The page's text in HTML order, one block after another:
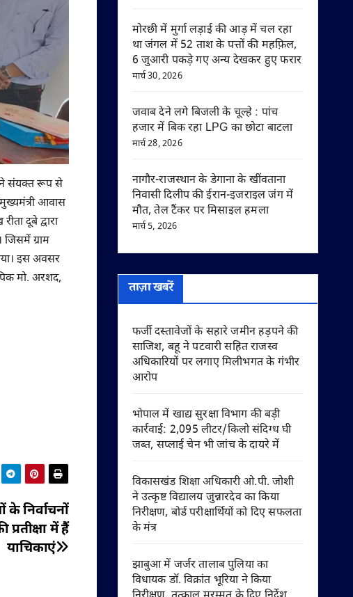
ने संयक्त रूप से
आवास
दूबे द्वारा
ग्राम
इस अवसर
मो. अरशद,
के निर्वाचनों
में हैं
याचिकाएं
मोरछी में मुर्गा लड़ाई की आड़ में चल रहा
था जंगल में 52 ताश के पत्तों की महफ़िल,
6 जुआरी पकड़े गए अन्य देखकर हुए फरार
मार्च 30, 2026
जवाब देने लगे बिजली के चूल्हे : पांच
हजार में बिक रहा LPG का छोटा बाटला
मार्च 28, 2026
नागौर-राजस्थान के डेगाना के खींवताना
निवासी दिलीप की ईरान-इजराइल जंग में
मौत, तेल टैंकर पर मिसाइल हमला
मार्च 5, 2026
ताज़ा खबरें
फर्जी दस्तावेजों के सहारे जमीन हड़पने की
साजिश, बहू ने पटवारी सहित राजस्व
अधिकारियों पर लगाए मिलीभगत के गंभीर
आरोप
भोपाल में खाद्य सुरक्षा विभाग की बड़ी
कार्रवाई: 2,095 लीटर/किलो संदिग्ध घी
जब्त, सप्लाई चेन भी जांच के दायरे में
विकासखंड शिक्षा अधिकारी ओ.पी. जोशी
ने उत्कृष्ट विद्यालय जुन्नारदेव का किया
निरीक्षण, बोर्ड परीक्षार्थियों को दिए सफलता
के मंत्र
झाबुआ में जर्जर तालाब पुलिया का
विधायक डॉ. विक्रांत भूरिया ने किया